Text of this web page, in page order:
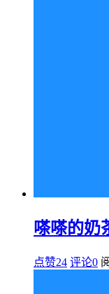
嗏嗏的奶
点赞24 评论0